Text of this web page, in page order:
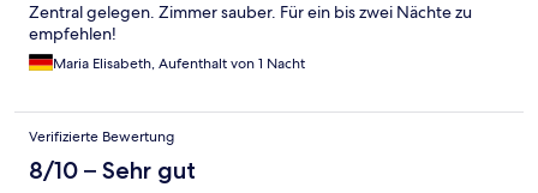
Zentral gelegen. Zimmer sauber. Für ein bis zwei Nächte zu
empfehlen!
Maria Elisabeth, Aufenthalt von 1 Nacht
Verifizierte Bewertung
8/10 – Sehr gut